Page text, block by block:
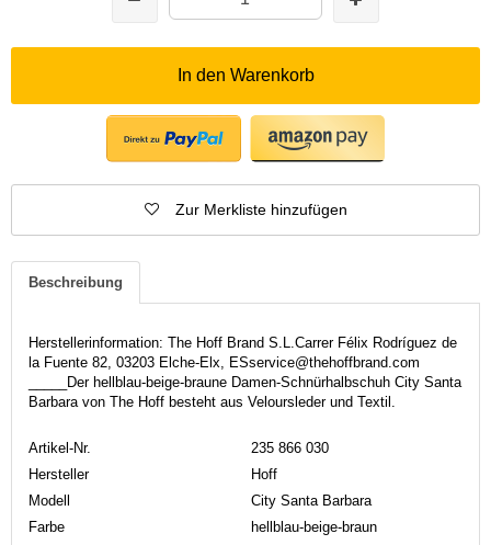
In den Warenkorb
Zur Merkliste hinzufügen
Beschreibung
Herstellerinformation: The Hoff Brand S.L.Carrer Félix Rodríguez de
la Fuente 82, 03203 Elche-Elx, ESservice@thehoffbrand.com
_____Der hellblau-beige-braune Damen-Schnürhalbschuh City Santa
Barbara von The Hoff besteht aus Veloursleder und Textil.
Artikel-Nr.
235 866 030
Hersteller
Hoff
Modell
City Santa Barbara
Farbe
hellblau-beige-braun